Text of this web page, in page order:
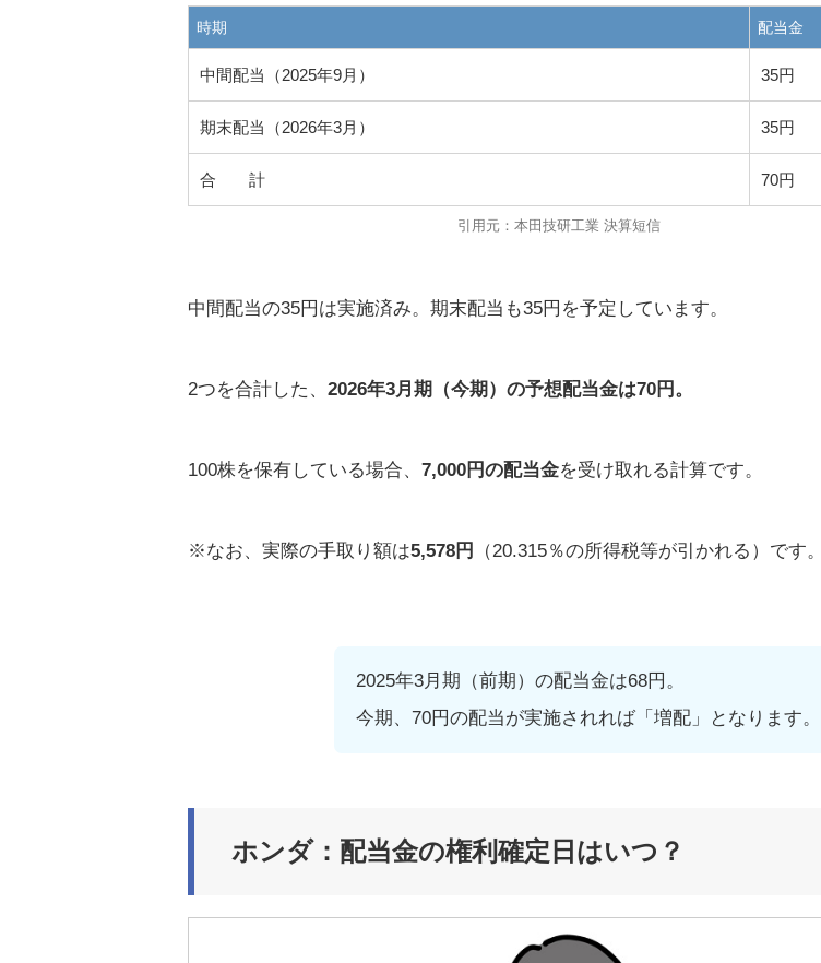
時期 配当金
中間配当（2025年9月） 35円
期末配当（2026年3月） 35円
合 計 70円
引用元：本田技研工業 決算短信
中間配当の35円は実施済み。期末配当も35円を予定しています。
2つを合計した、 2026年3月期（今期）の予想配当金は70円。
100株を保有している場合、 7,000円の配当金を受け取れる計算です。
※なお、実際の手取り額は5,578円 （20.315％の所得税等が引かれる）です。
2025年3月期（前期）の配当金は68円。
今期、70円の配当が実施されれば「増配」となります。
ホンダ：配当金の権利確定日はいつ？